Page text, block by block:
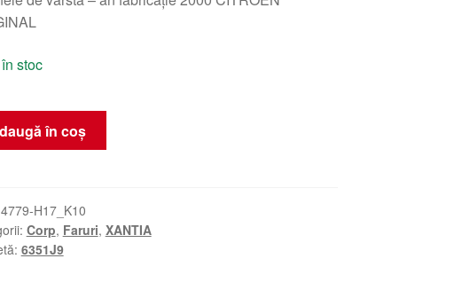
stoc
în coș
4779-H17_K10
Corp, Faruri, XANTIA
6351J9